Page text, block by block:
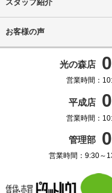
スタッフ紹介
お客様の声
光の森店
営業時間：
平成店
営業時間：
管理部
営業時間：9:30～